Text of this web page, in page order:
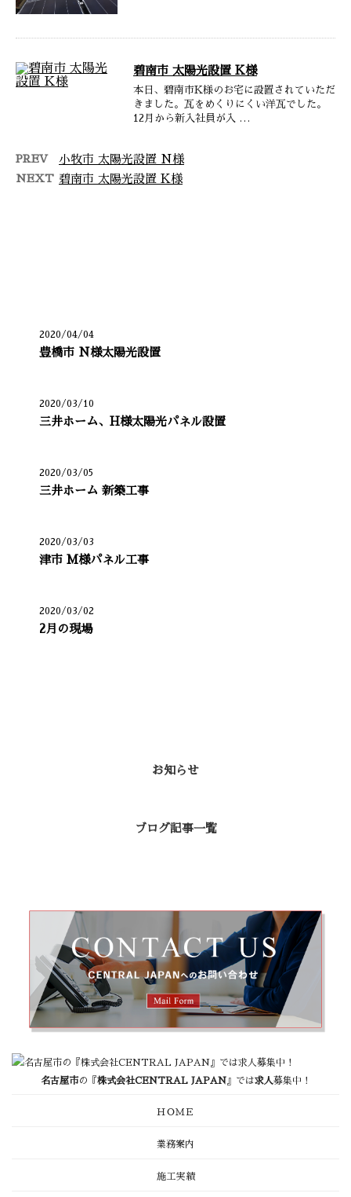
碧南市 太陽光設置 K様
本日、碧南市K様のお宅に設置されていただ
きました。瓦をめくりにくい洋瓦でした。
12月から新入社員が入 …
PREV 小牧市 太陽光設置 N様
NEXT 碧南市 太陽光設置 K様
2020/04/04
豊橋市 N様太陽光設置
2020/03/10
三井ホーム、H様太陽光パネル設置
2020/03/05
三井ホーム 新築工事
2020/03/03
津市 M様パネル工事
2020/03/02
2月の現場
お知らせ
ブログ記事一覧
名古屋市の『株式会社CENTRAL JAPAN』では求人募集中！
ＨＯＭＥ
業務案内
施工実績